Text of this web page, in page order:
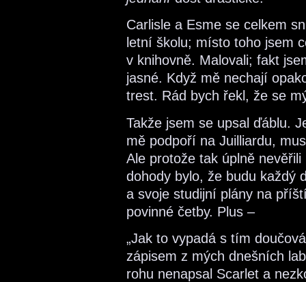
Carlisle a Esme se celkem
letní školu; místo toho jsem
v knihovně. Malovali; fakt
jasné. Když mě nechají
trest. Rád bych řekl, že se
Takže jsem se upsal ďáblu.
mě podpoří na Juilliardu,
Ale protože tak úplně
dohody bylo, že budu každý
a svoje studijní plány na
povinné četby. Plus –
„Jak to vypadá s tím
zápisem z mých dnešních
rohu nenapsal Scarlet a